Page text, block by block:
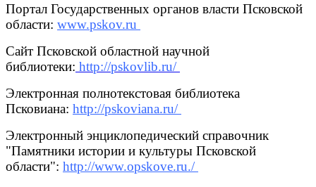
Портал Государственных органов власти Псковской
области: www.pskov.ru
Сайт Псковской областной научной
библиотеки: http://pskovlib.ru/
Электронная полнотекстовая библиотека
Псковиана: http://pskoviana.ru/
Электронный энциклопедический справочник
"Памятники истории и культуры Псковской
области": http://www.opskove.ru./